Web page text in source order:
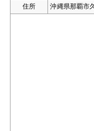
住所
沖縄県那覇市